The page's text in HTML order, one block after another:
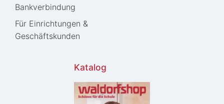
Bankverbindung
Für Einrichtungen &
Geschäftskunden
Katalog